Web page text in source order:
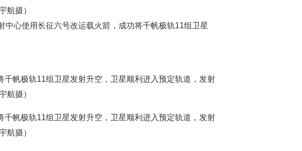
航摄）
心使用长征六号改运载火箭，成功将千帆极轨11组卫星
帆极轨11组卫星发射升空，卫星顺利进入预定轨道，发射
航摄）
帆极轨11组卫星发射升空，卫星顺利进入预定轨道，发射
航摄）